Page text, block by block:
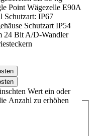
Point Wägezelle E90A
Schutzart: IP67
Schutzart IP54
24 Bit A/D-Wandler
Wert ein oder
Anzahl zu erhöhen